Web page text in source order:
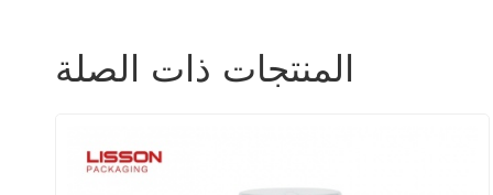
المنتجات ذات الصلة